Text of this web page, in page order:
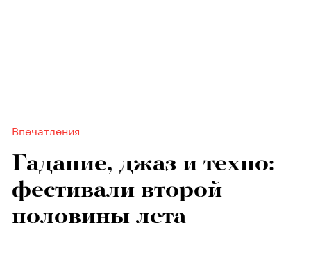
Впечатления
Гадание, джаз и техно:
фестивали второй
половины лета